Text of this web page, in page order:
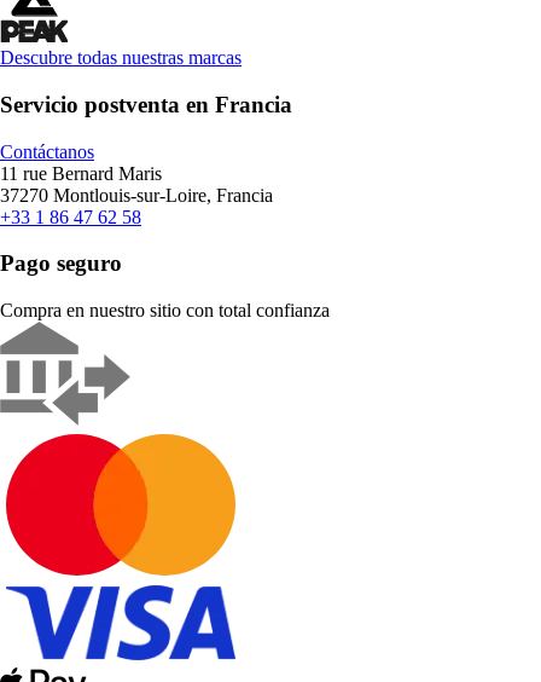
Descubre todas nuestras marcas
Servicio postventa en Francia
Contáctanos
11 rue Bernard Maris
37270 Montlouis-sur-Loire, Francia
+33 1 86 47 62 58
Pago seguro
Compra en nuestro sitio con total confianza